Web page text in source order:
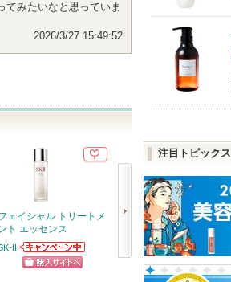
てみたいなと思っていま
2026/3/27 15:49:52
ェイシャル トリートメ
ト エッセンス
II
SK-IIからのお知
らせがあります
リポソーム アドバンスト
リペアセラム
コスメデコルテ
コスメデコルテ
注目トピックス